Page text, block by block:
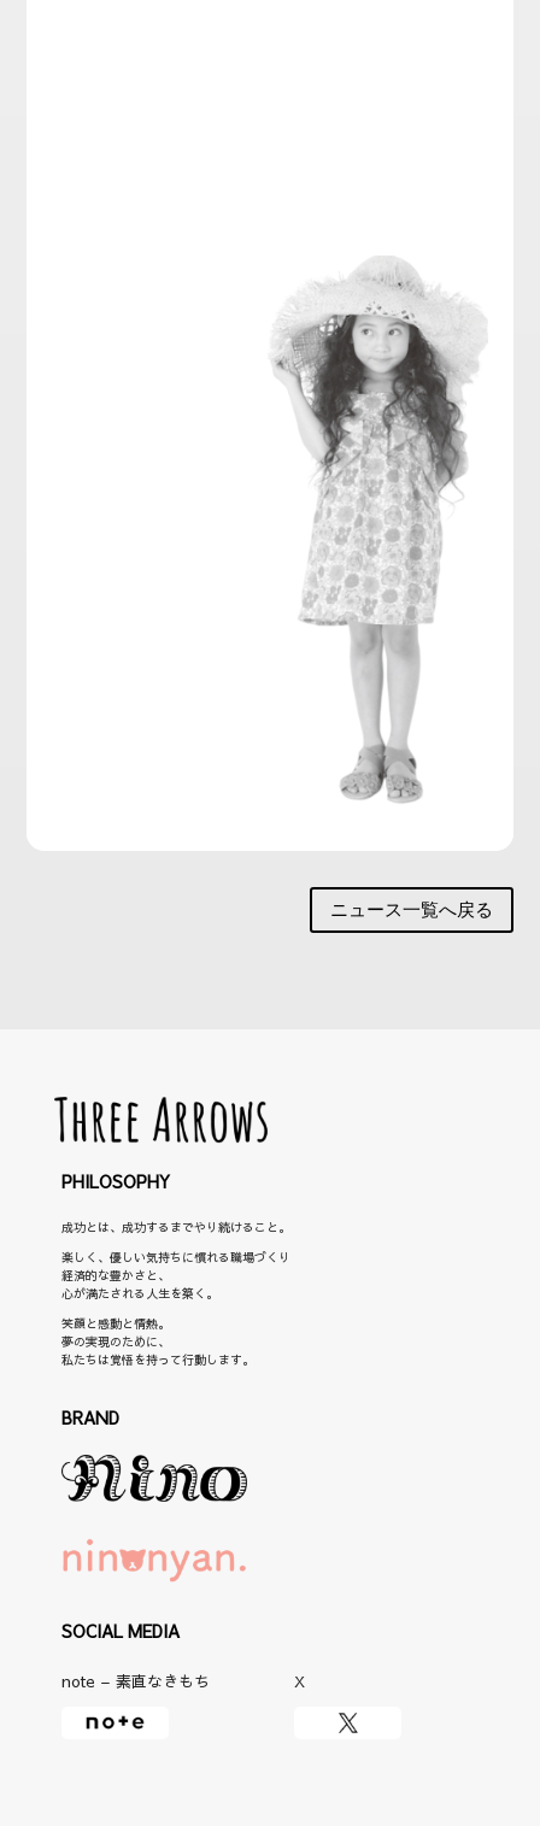
ニュース一覧へ戻る
PHILOSOPHY
成功とは、成功するまでやり続けること。
楽しく、優しい気持ちに慣れる職場づくり
経済的な豊かさと、
心が満たされる人生を築く。
笑顔と感動と情熱。
夢の実現のために、
私たちは覚悟を持って行動します。
BRAND
SOCIAL MEDIA
note – 素直なきもち X